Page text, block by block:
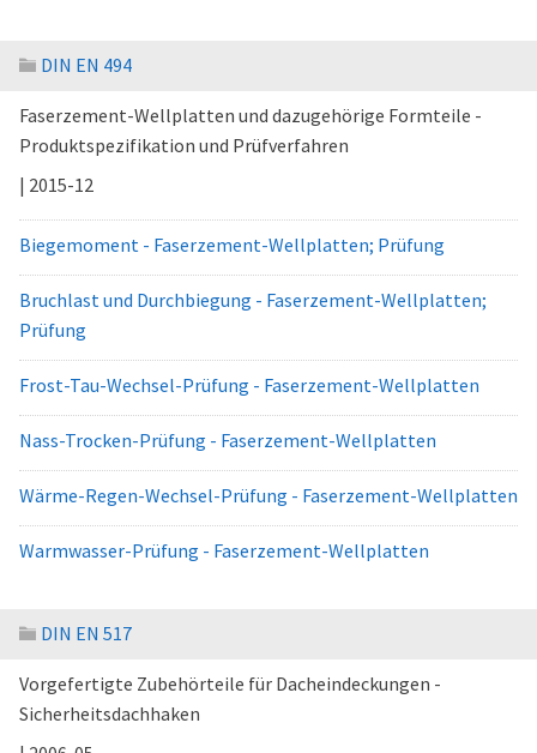
DIN EN 494
Faserzement-Wellplatten und dazugehörige Formteile -
Produktspezifikation und Prüfverfahren
| 2015-12
Biegemoment - Faserzement-Wellplatten; Prüfung
Bruchlast und Durchbiegung - Faserzement-Wellplatten;
Prüfung
Frost-Tau-Wechsel-Prüfung - Faserzement-Wellplatten
Nass-Trocken-Prüfung - Faserzement-Wellplatten
Wärme-Regen-Wechsel-Prüfung - Faserzement-Wellplatten
Warmwasser-Prüfung - Faserzement-Wellplatten
DIN EN 517
Vorgefertigte Zubehörteile für Dacheindeckungen -
Sicherheitsdachhaken